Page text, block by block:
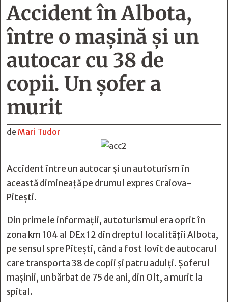
Accident în Albota,
între o maşină şi un
autocar cu 38 de
copii. Un șofer a
murit
de Mari Tudor
Accident între un autocar şi un autoturism în
această dimineaţă pe drumul expres Craiova-
Piteşti.
Din primele informaţii, autoturismul era oprit în
zona km 104 al DEx 12 din dreptul localității Albota,
pe sensul spre Pitești, când a fost lovit de autocarul
care transporta 38 de copii şi patru adulţi. Șoferul
mașinii, un bărbat de 75 de ani, din Olt, a murit la
spital.